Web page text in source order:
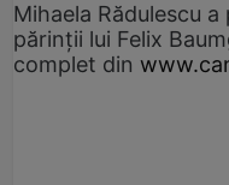
Mihaela Rădulescu
părinții lui Felix
complet din